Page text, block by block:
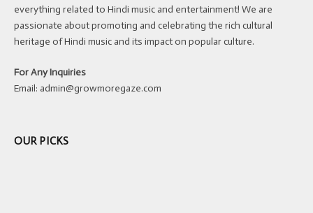
everything related to Hindi music and entertainment! We are
passionate about promoting and celebrating the rich cultural
heritage of Hindi music and its impact on popular culture.
For Any Inquiries
Email: admin@growmoregaze.com
OUR PICKS